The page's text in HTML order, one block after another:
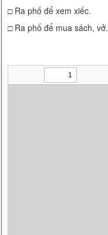
□ Ra phố để xem xiếc.
□ Ra phố để mua sách, vở.